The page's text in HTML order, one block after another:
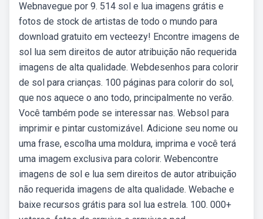
Webnavegue por 9. 514 sol e lua imagens grátis e
fotos de stock de artistas de todo o mundo para
download gratuito em vecteezy! Encontre imagens de
sol lua sem direitos de autor atribuição não requerida
imagens de alta qualidade. Webdesenhos para colorir
de sol para crianças. 100 páginas para colorir do sol,
que nos aquece o ano todo, principalmente no verão.
Você também pode se interessar nas. Websol para
imprimir e pintar customizável. Adicione seu nome ou
uma frase, escolha uma moldura, imprima e você terá
uma imagem exclusiva para colorir. Webencontre
imagens de sol e lua sem direitos de autor atribuição
não requerida imagens de alta qualidade. Webache e
baixe recursos grátis para sol lua estrela. 100. 000+